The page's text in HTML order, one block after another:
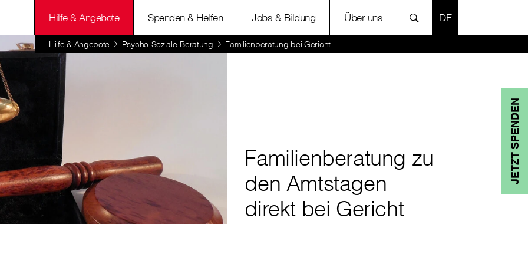
Hilfe & Angebote Spenden & Helfen Jobs & Bildung Über uns SPRACHE
Hilfe & Angebote Psycho-Soziale-Beratung Familienberatung bei Gericht
JETZT SPENDEN
Familienberatung zu
den Amtstagen
direkt bei Gericht